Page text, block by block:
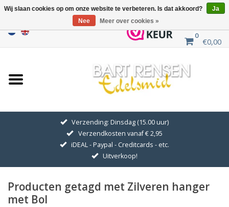
0
€0,00
Home
Uitverkoop
GOUDEN SYMBOLEN
Hanger Kettingen
Oorhangers
Verzending: Dinsdag (15.00 uur)
Verzendkosten vanaf € 2,95
iDEAL - Paypal - Creditcards - etc.
Uitverkoop!
Producten getagd met Zilveren hanger
met Bol
Wij slaan cookies op om onze website te verbeteren. Is dat akkoord?
Ja
Nee
Meer over cookies »